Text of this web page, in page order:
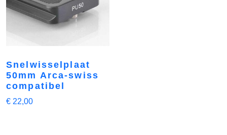
Snelwisselplaat
50mm Arca-swiss
compatibel
€ 22,00